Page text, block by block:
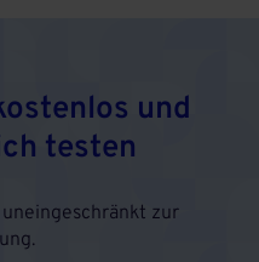
und
testen
zur